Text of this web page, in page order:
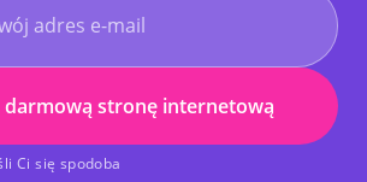
darmową stronę internetową
Ci się spodoba